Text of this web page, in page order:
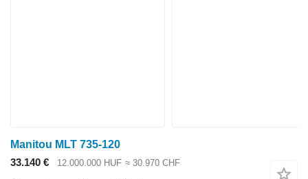
Manitou MLT 735-120
33.140 €
12.000.000 HUF ≈ 30.970 CHF